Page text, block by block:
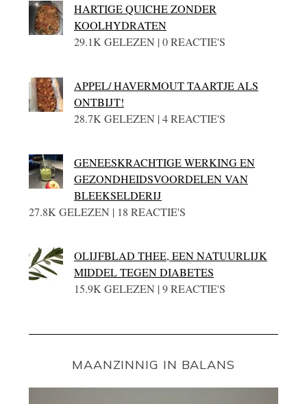
HARTIGE QUICHE ZONDER
KOOLHYDRATEN
29.1K GELEZEN | 0 REACTIE'S
APPEL/ HAVERMOUT TAARTJE ALS
ONTBIJT!
28.7K GELEZEN | 4 REACTIE'S
GENEESKRACHTIGE WERKING EN
GEZONDHEIDSVOORDELEN VAN
BLEEKSELDERIJ
27.8K GELEZEN | 18 REACTIE'S
OLIJFBLAD THEE, EEN NATUURLIJK
MIDDEL TEGEN DIABETES
15.9K GELEZEN | 9 REACTIE'S
MAANZINNIG IN BALANS